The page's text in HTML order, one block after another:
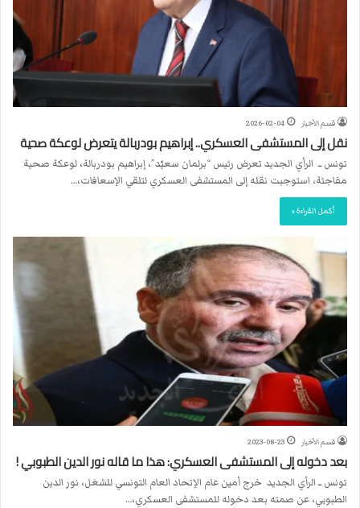
قسم الأخبار 2026-02-04
نقل إلى المستشفى العسكري.. إبراهيم بودربالة يتعرض لوعكة صحية
تونس ــ الرأي الجديد تعرض رئيس “برلمان سعيّد”، إبراهيم بودربالة، لوعكة صحية
مفاجئة، استوجبت نقله إلى المستشفى العسكري لتلقي الإسعافات،…
أكمل القراءة »
قسم الأخبار 2023-08-23
بعد دخوله إلى المستشفى العسكري: هذا ما قاله نور الدين الطبوبي !
تونس ــ الرأي الجديد خرج أمين عام الإتحاد العام التونسي للشغل، نور الدين
الطبوبي، عن صمته بعد دخوله للمستشفى العسكري،…